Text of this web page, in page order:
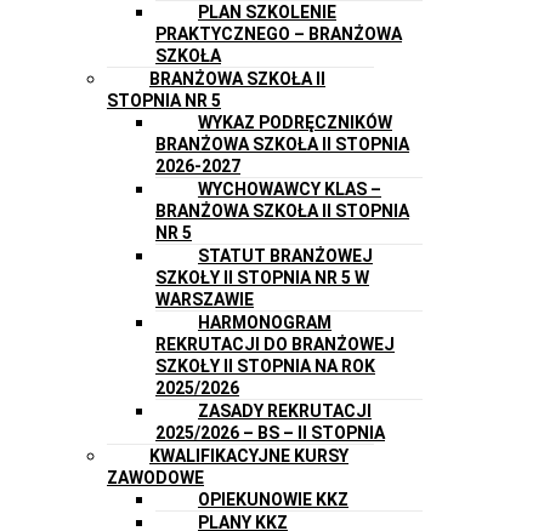
PLAN SZKOLENIE
PRAKTYCZNEGO – BRANŻOWA
SZKOŁA
BRANŻOWA SZKOŁA II
STOPNIA NR 5
WYKAZ PODRĘCZNIKÓW
BRANŻOWA SZKOŁA II STOPNIA
2026-2027
WYCHOWAWCY KLAS –
BRANŻOWA SZKOŁA II STOPNIA
NR 5
STATUT BRANŻOWEJ
SZKOŁY II STOPNIA NR 5 W
WARSZAWIE
HARMONOGRAM
REKRUTACJI DO BRANŻOWEJ
SZKOŁY II STOPNIA NA ROK
2025/2026
ZASADY REKRUTACJI
2025/2026 – BS – II STOPNIA
KWALIFIKACYJNE KURSY
ZAWODOWE
OPIEKUNOWIE KKZ
PLANY KKZ